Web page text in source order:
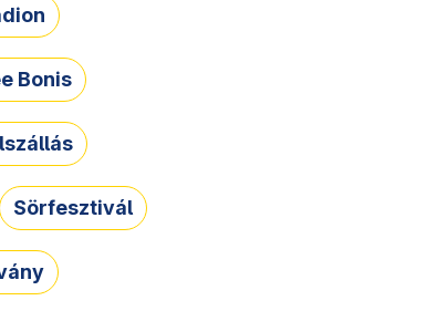
Bonis
Sörfesztivál